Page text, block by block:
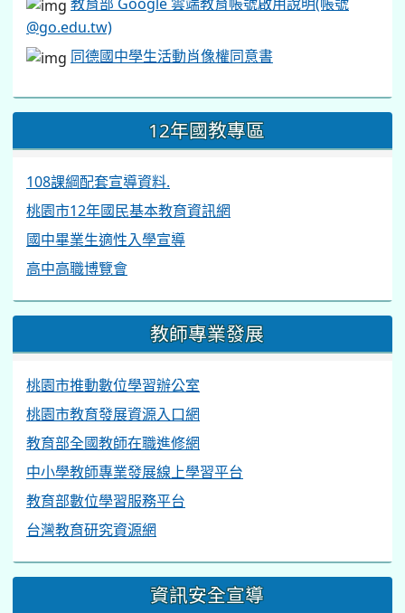
@go.edu.tw)
同德國中學生活動肖像權同意書
12年國教專區
108課綱配套宣導資料.
桃園市12年國民基本教育資訊網
國中畢業生適性入學宣導
高中高職博覽會
教師專業發展
桃園市推動數位學習辦公室
桃園市教育發展資源入口網
教育部全國教師在職進修網
中小學教師專業發展線上學習平台
教育部數位學習服務平台
台灣教育研究資源網
資訊安全宣導